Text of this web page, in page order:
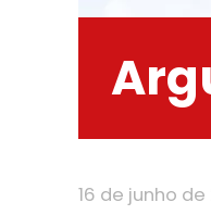
16 de junho